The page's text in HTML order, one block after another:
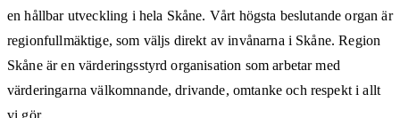
en hållbar utveckling i hela Skåne. Vårt högsta beslutande organ är
regionfullmäktige, som väljs direkt av invånarna i Skåne. Region
Skåne är en värderingsstyrd organisation som arbetar med
värderingarna välkomnande, drivande, omtanke och respekt i allt